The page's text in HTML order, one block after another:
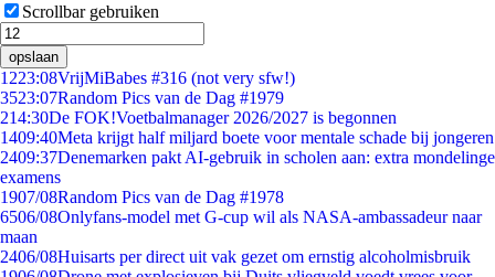
Scrollbar gebruiken
opslaan
1223:08VrijMiBabes #316 (not very sfw!)
3523:07Random Pics van de Dag #1979
214:30De FOK!Voetbalmanager 2026/2027 is begonnen
1409:40Meta krijgt half miljard boete voor mentale schade bij jongeren
2409:37Denemarken pakt AI-gebruik in scholen aan: extra mondelinge
examens
1907/08Random Pics van de Dag #1978
6506/08Onlyfans-model met G-cup wil als NASA-ambassadeur naar
maan
2406/08Huisarts per direct uit vak gezet om ernstig alcoholmisbruik